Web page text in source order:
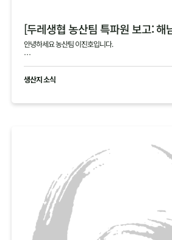
[두레생협 농산팀 특파원 보고: 해
안녕하세요 농산팀 이진호입니다.
해남의 4, 5차 김장 작황에 대한 생생한 정보를 전해드
생산지 소식